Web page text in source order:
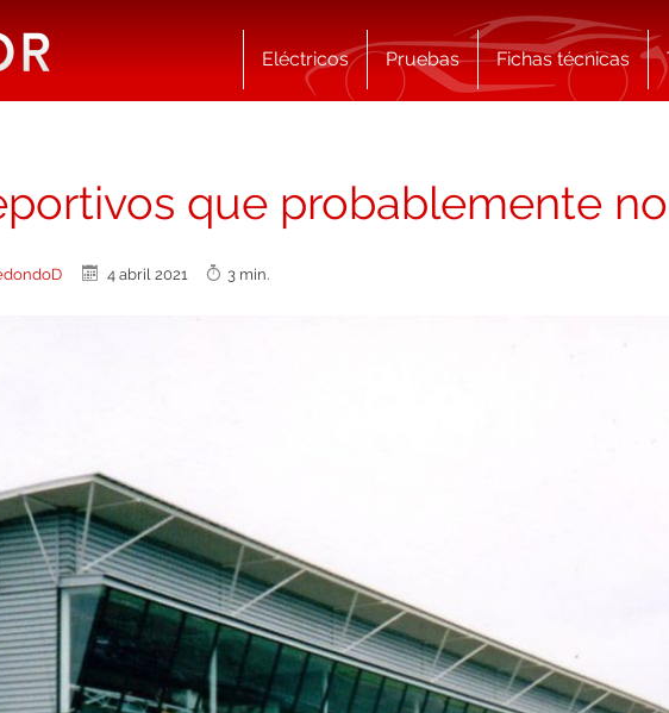
Eléctricos Pruebas Fichas técnicas
que probablemente
4 abril 2021 3 min.